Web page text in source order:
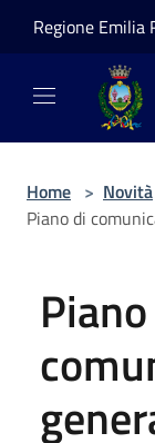
Regione Emilia
Home > Novità
Piano di